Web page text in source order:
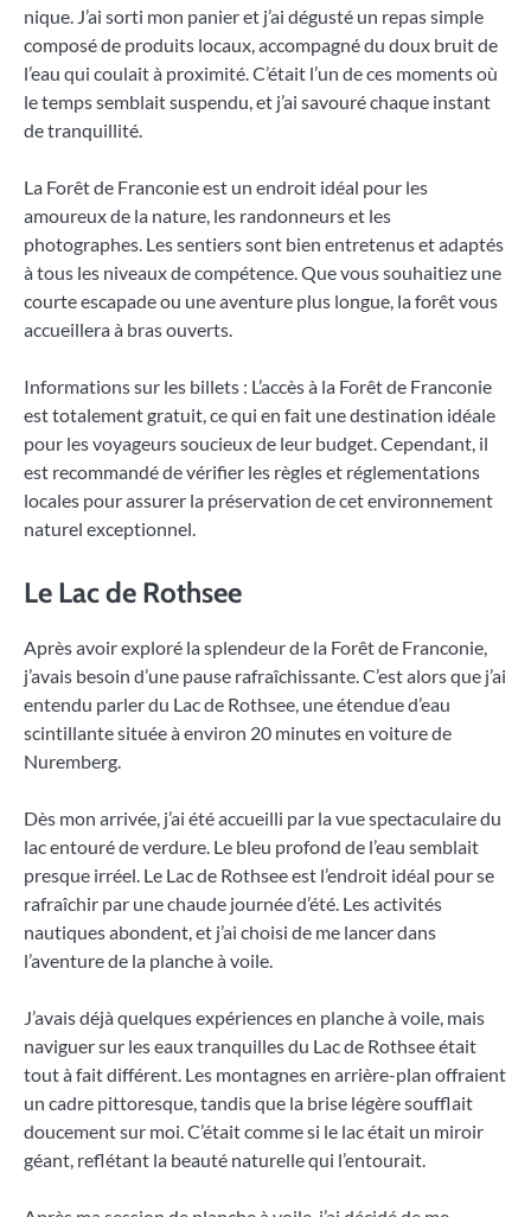
nique. J’ai sorti mon panier et j’ai dégusté un repas simple
composé de produits locaux, accompagné du doux bruit de
l’eau qui coulait à proximité. C’était l’un de ces moments où
le temps semblait suspendu, et j’ai savouré chaque instant
de tranquillité.
La Forêt de Franconie est un endroit idéal pour les
amoureux de la nature, les randonneurs et les
photographes. Les sentiers sont bien entretenus et adaptés
à tous les niveaux de compétence. Que vous souhaitiez une
courte escapade ou une aventure plus longue, la forêt vous
accueillera à bras ouverts.
Informations sur les billets : L’accès à la Forêt de Franconie
est totalement gratuit, ce qui en fait une destination idéale
pour les voyageurs soucieux de leur budget. Cependant, il
est recommandé de vérifier les règles et réglementations
locales pour assurer la préservation de cet environnement
naturel exceptionnel.
Le Lac de Rothsee
Après avoir exploré la splendeur de la Forêt de Franconie,
j’avais besoin d’une pause rafraîchissante. C’est alors que j’ai
entendu parler du Lac de Rothsee, une étendue d’eau
scintillante située à environ 20 minutes en voiture de
Nuremberg.
Dès mon arrivée, j’ai été accueilli par la vue spectaculaire du
lac entouré de verdure. Le bleu profond de l’eau semblait
presque irréel. Le Lac de Rothsee est l’endroit idéal pour se
rafraîchir par une chaude journée d’été. Les activités
nautiques abondent, et j’ai choisi de me lancer dans
l’aventure de la planche à voile.
J’avais déjà quelques expériences en planche à voile, mais
naviguer sur les eaux tranquilles du Lac de Rothsee était
tout à fait différent. Les montagnes en arrière-plan offraient
un cadre pittoresque, tandis que la brise légère soufflait
doucement sur moi. C’était comme si le lac était un miroir
géant, reflétant la beauté naturelle qui l’entourait.